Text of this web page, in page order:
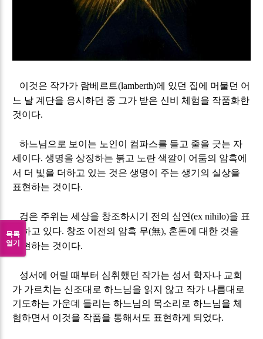
이것은 작가가 람베르트(lamberth)에 있던 집에 머물던 어
느 날 계단을 응시하던 중 그가 받은 신비 체험을 작품화한
것이다.
하느님으로 보이는 노인이 컴파스를 들고 줄을 긋는 자
세이다.생명을 상징하는 붉고 노란 색깔이 어둠의 암흑에
서 더 빛을 더하고 있는 것은 생명이 주는 생기의 실상을
표현하는 것이다.
검은 주위는 세상을 창조하시기 전의 심연(ex nihilo)을 표
현하고 있다. 창조 이전의 암흑 무(無), 혼돈에 대한 것을
표현하는 것이다.
성서에 어릴 때부터 심취했던 작가는 성서 학자나 교회
가 가르치는 신조대로 하느님을 읽지 않고 작가 나름대로
기도하는 가운데 들리는 하느님의 목소리로 하느님을 체
험하면서 이것을 작품을 통해서도 표현하게 되었다.
목록
열기